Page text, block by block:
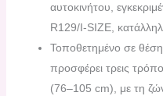
αυτοκινήτου,
R129/I-SIZE,
Τοποθετημένο σε
προσφέρει τρεις
(76–105 cm), με τη